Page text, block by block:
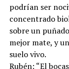
podrían ser
concentrado
sobre un
mejor mate, y
suelo vivo.
Rubén: “El